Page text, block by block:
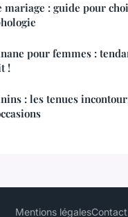
mariage : guide pour
pour femmes :
!
: les tenues
Mentions légalesContact